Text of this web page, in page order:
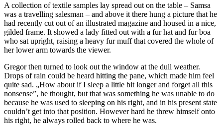
A collection of textile samples lay spread out on the table – Samsa
was a travelling salesman – and above it there hung a picture that he
had recently cut out of an illustrated magazine and housed in a nice,
gilded frame. It showed a lady fitted out with a fur hat and fur boa
who sat upright, raising a heavy fur muff that covered the whole of
her lower arm towards the viewer.
Gregor then turned to look out the window at the dull weather.
Drops of rain could be heard hitting the pane, which made him feel
quite sad. „How about if I sleep a little bit longer and forget all this
nonsense”, he thought, but that was something he was unable to do
because he was used to sleeping on his right, and in his present state
couldn’t get into that position. However hard he threw himself onto
his right, he always rolled back to where he was.